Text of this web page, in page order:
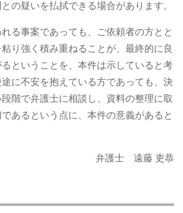
の疑いを払拭できる場合があります。
る事案であっても、ご依頼者の方とと
り強く積み重ねることが、最終的に良
ということを、本件は示していると考
に不安を抱えている方であっても、決
階で弁護士に相談し、資料の整理に取
あるという点に、本件の意義があると
弁護士 遠藤 吏恭